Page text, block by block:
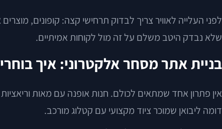
לפני העלייה לאוויר צריך לבדוק תרחישי קצה: קופונים,
שלא נבדק היטב משלם על זה מול לקוחות אמיתיים.
בניית אתר מסחר אלקטרוני: איך
דומה ליבואן שמוכר ציוד מקצועי עם קטלוג מורכב.